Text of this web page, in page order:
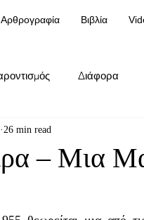
Αρθρογραφία Βιβλία
Διάφορα
– Μια
26 min read